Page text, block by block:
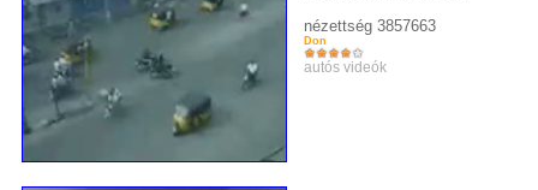
nézettség 3857663
Don
autós videók